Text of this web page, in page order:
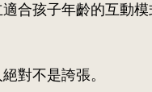
合孩子年齡的互動
對不是誇張。